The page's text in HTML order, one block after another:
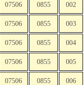
07506 0855 002
07506 0855 003
07506 0855 004
07506 0855 005
07506 0855 006